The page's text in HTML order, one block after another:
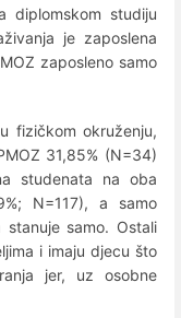
diplomskom studiju
je zaposlena
zaposleno samo
fizičkom okruženju,
31,85% (N=34)
studenata na oba
N=117), a samo
samo. Ostali
i imaju djecu što
jer, uz osobne